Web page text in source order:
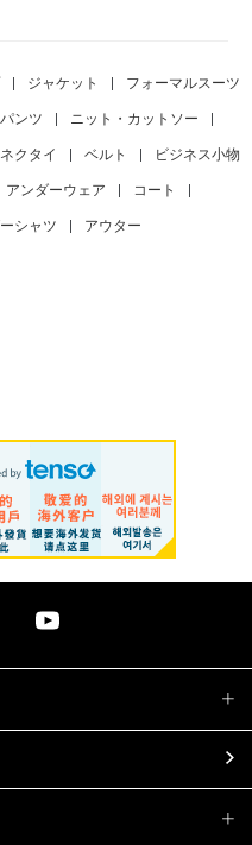
ジャケット フォーマルスーツ
パンツ ニット・カットソー
ネクタイ ベルト ビジネス小物
アンダーウェア コート
シャツ アウター